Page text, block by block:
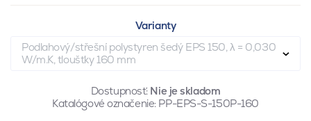
Varianty
Podlahový/střešní polystyren šedý EPS 150, λ = 0,030
W/m.K, tloušťky 160 mm
Dostupnosť: Nie je skladom
Katalógové označenie: PP-EPS-S-150P-160